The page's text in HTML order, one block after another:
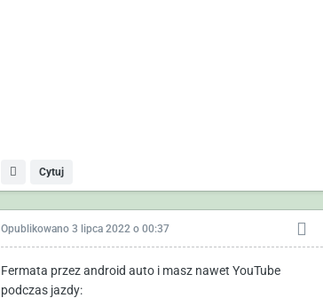
Cytuj
Opublikowano 3 lipca 2022 o 00:37
Fermata przez android auto i masz nawet YouTube
podczas jazdy: